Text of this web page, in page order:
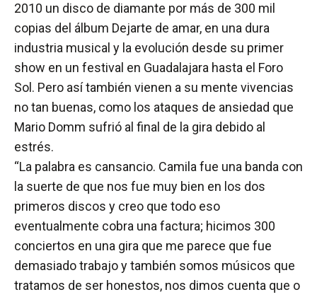
2010 un disco de diamante por más de 300 mil
copias del álbum Dejarte de amar, en una dura
industria musical y la evolución desde su primer
show en un festival en Guadalajara hasta el Foro
Sol. Pero así también vienen a su mente vivencias
no tan buenas, como los ataques de ansiedad que
Mario Domm sufrió al final de la gira debido al
estrés.
“La palabra es cansancio. Camila fue una banda con
la suerte de que nos fue muy bien en los dos
primeros discos y creo que todo eso
eventualmente cobra una factura; hicimos 300
conciertos en una gira que me parece que fue
demasiado trabajo y también somos músicos que
tratamos de ser honestos, nos dimos cuenta que o